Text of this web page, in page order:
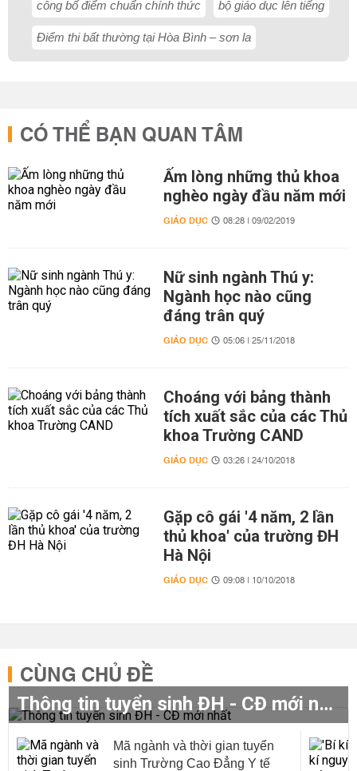
công bố điểm chuẩn chính thức bộ giáo dục lên tiếng
Điểm thi bất thường tại Hòa Bình – sơn la
CÓ THỂ BẠN QUAN TÂM
Ấm lòng những thủ khoa
nghèo ngày đầu năm mới
GIÁO DỤC 08:28 | 09/02/2019
Nữ sinh ngành Thú y:
Ngành học nào cũng
đáng trân quý
GIÁO DỤC 05:06 | 25/11/2018
Choáng với bảng thành
tích xuất sắc của các Thủ
khoa Trường CAND
GIÁO DỤC 03:26 | 24/10/2018
Gặp cô gái '4 năm, 2 lần
thủ khoa' của trường ĐH
Hà Nội
GIÁO DỤC 09:08 | 10/10/2018
CÙNG CHỦ ĐỀ
Thông tin tuyển sinh ĐH - CĐ mới nhất
Mã ngành và thời gian tuyển
sinh Trường Cao Đẳng Y tế